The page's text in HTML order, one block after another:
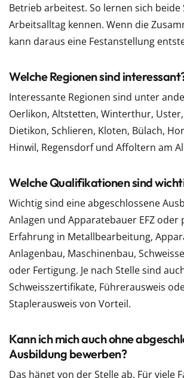
Betrieb arbeitest. So lernen sich beide
Arbeitsalltag kennen. Wenn die
kann daraus eine Festanstellung
Welche Regionen sind
Interessante Regionen sind unter
Oerlikon, Altstetten, Winterthur,
Dietikon, Schlieren, Kloten, Bülach,
Hinwil, Regensdorf und Affoltern am
Welche Qualifikationen sind
Wichtig sind eine abgeschlossene
Anlagen und Apparatebauer EFZ oder
Erfahrung in Metallbearbeitung,
Anlagenbau, Maschinenbau,
oder Fertigung. Je nach Stelle sind
Schweisszertifikate, Führerausweis
Staplerausweis von Vorteil.
Kann ich mich auch ohne
Ausbildung bewerben?
Das hängt von der Stelle ab. Für viele